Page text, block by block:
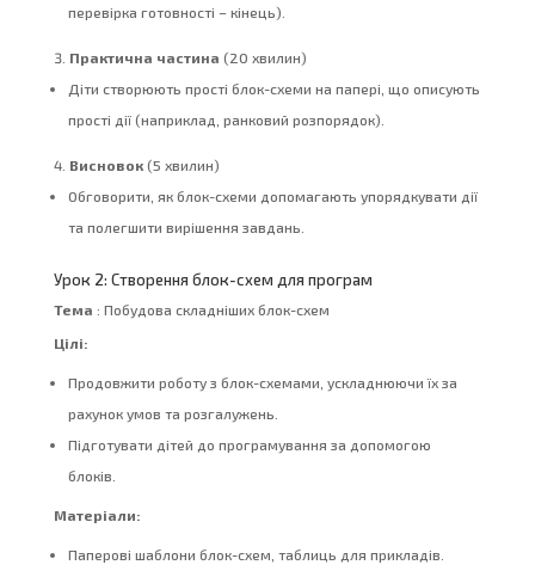
перевірка готовності – кінець).
Практична частина (20 хвилин)
Діти створюють прості блок-схеми на папері, що описують
прості дії (наприклад, ранковий розпорядок).
Висновок(5 хвилин)
Обговорити, як блок-схеми допомагають упорядкувати дії
та полегшити вирішення завдань.
Урок 2: Створення блок-схем для програм
Тема : Побудова складніших блок-схем
Цілі:
Продовжити роботу з блок-схемами, ускладнюючи їх за
рахунок умов та розгалужень.
Підготувати дітей до програмування за допомогою
блоків.
Матеріали:
Паперові шаблони блок-схем, таблиць для прикладів.